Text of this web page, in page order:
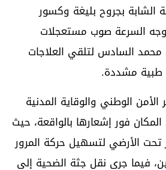
الشابة بجروح بليغة وكسور
السرعة صوب مستعجلات
السادس لتلقي العلاجات
طبية مشددة.
الوطني والوقاية المدنية
فور إشعارها بالواقعة، حيث
تحت الأرضي لتسهيل حركة المرور
فيما جرى نقل جثة الضحية إلى